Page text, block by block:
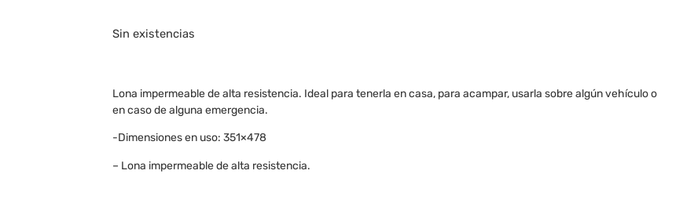
Sin existencias
Lona impermeable de alta resistencia. Ideal para tenerla en casa, para acampar, usarla sobre algún vehículo o
en caso de alguna emergencia.
-Dimensiones en uso: 351×478
– Lona impermeable de alta resistencia.